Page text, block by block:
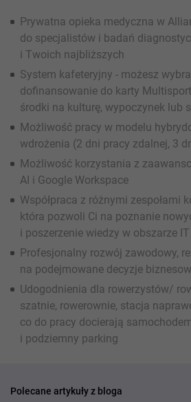
Prywatna opieka medyczna w
do specjalistów i badań
i Twoich najbliższych
System kafeteryjny - możesz
dofinansowanie do karty
środki na kulturę, wypoczynek lub
Możliwość pracy w modelu
wdrożenia (2 dni pracy zdalnej, 3
Możliwość korzystania z
AI i Google Workspace
Współpraca z różnymi zespołami
która pozwoli Ci na poznanie
i poszerzenie wiedzy w obszarze IT
Profesjonalny rozwój zawodowy,
na podejmowane decyzje
Udogodnienia dla rowerzystów/
szatnie, rowerownie, stacja
co do pracy docierają
i podziemny parking
Polecane artykuły z bloga